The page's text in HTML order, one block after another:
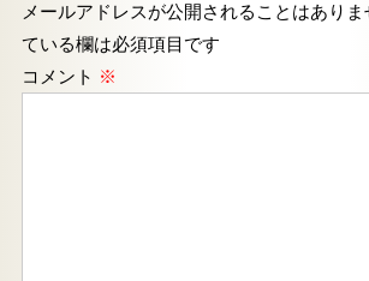
メールアドレスが公開されることはありま
ている欄は必須項目です
コメント ※